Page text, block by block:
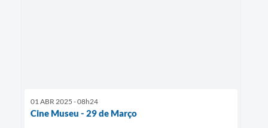
01 ABR 2025 - 08h24
Cine Museu - 29 de Março